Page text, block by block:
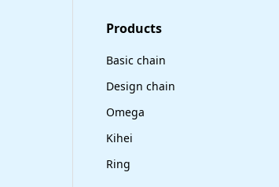
​Products
Basic chain
Design chain
Omega
Kihei
Ring